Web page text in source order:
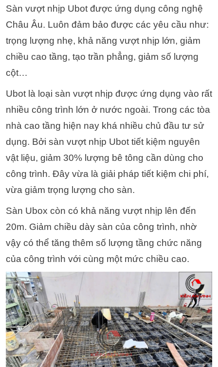
Sàn vượt nhịp Ubot được ứng dụng công nghệ
Châu Âu. Luôn đảm bảo được các yêu cầu như:
trọng lượng nhẹ, khả năng vượt nhịp lớn, giảm
chiều cao tầng, tạo trần phẳng, giảm số lượng
cột…
Ubot là loại sàn vượt nhịp được ứng dụng vào rất
nhiều công trình lớn ở nước ngoài. Trong các tòa
nhà cao tầng hiện nay khá nhiều chủ đầu tư sử
dụng. Bởi sàn vượt nhịp Ubot tiết kiệm nguyên
vật liệu, giảm 30% lượng bê tông cần dùng cho
công trình. Đây vừa là giải pháp tiết kiệm chi phí,
vừa giảm trọng lượng cho sàn.
Sàn Ubox còn có khả năng vượt nhịp lên đến
20m. Giảm chiều dày sàn của công trình, nhờ
vậy có thể tăng thêm số lượng tầng chức năng
của công trình với cùng một mức chiều cao.